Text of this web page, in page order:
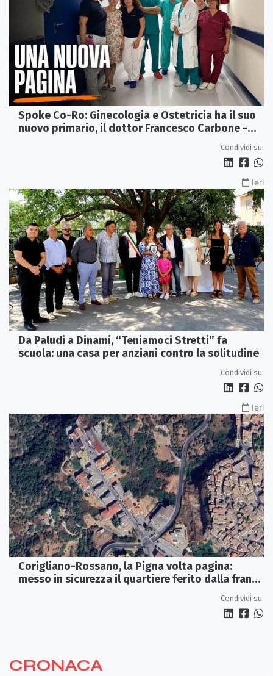
Spoke Co-Ro: Ginecologia e Ostetricia ha il suo
nuovo primario, il dottor Francesco Carbone -
Condividi su:
Ieri
Da Paludi a Dinami, “Teniamoci Stretti” fa
scuola: una casa per anziani contro la solitudine
Condividi su:
Ieri
Corigliano-Rossano, la Pigna volta pagina:
messo in sicurezza il quartiere ferito dalla frana
Condividi su:
CRONACA